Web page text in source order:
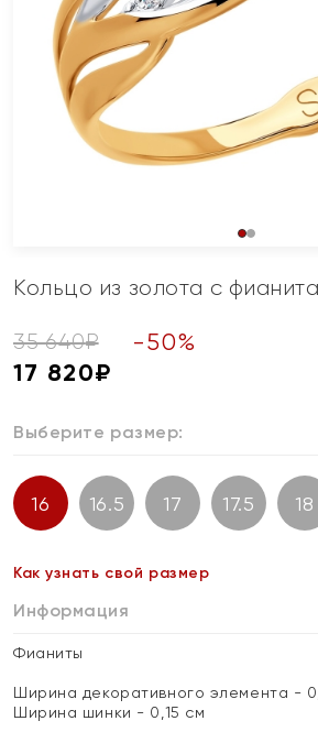
Кольцо из золота с
35 640₽ -50%
17 820₽
Выберите размер:
16 16.5 17 17.5 18
Как узнать свой размер
Информация
Фианиты
Ширина декоративного элемента -
Ширина шинки - 0,15 см